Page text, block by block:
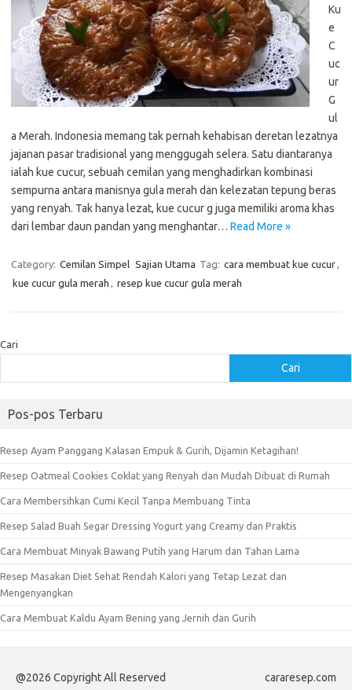
Ku
e
C
uc
ur
G
ul
a Merah. Indonesia memang tak pernah kehabisan deretan lezatnya
jajanan pasar tradisional yang menggugah selera. Satu diantaranya
ialah kue cucur, sebuah cemilan yang menghadirkan kombinasi
sempurna antara manisnya gula merah dan kelezatan tepung beras
yang renyah. Tak hanya lezat, kue cucur g juga memiliki aroma khas
dari lembar daun pandan yang menghantar… Read More »
Category: Cemilan Simpel Sajian Utama Tag: cara membuat kue cucur,
kue cucur gula merah , resep kue cucur gula merah
Cari
Cari
Pos-pos Terbaru
Resep Ayam Panggang Kalasan Empuk & Gurih, Dijamin Ketagihan!
Resep Oatmeal Cookies Coklat yang Renyah dan Mudah Dibuat di Rumah
Cara Membersihkan Cumi Kecil Tanpa Membuang Tinta
Resep Salad Buah Segar Dressing Yogurt yang Creamy dan Praktis
Cara Membuat Minyak Bawang Putih yang Harum dan Tahan Lama
Resep Masakan Diet Sehat Rendah Kalori yang Tetap Lezat dan
Mengenyangkan
Cara Membuat Kaldu Ayam Bening yang Jernih dan Gurih
@2026 Copyright All Reserved cararesep.com